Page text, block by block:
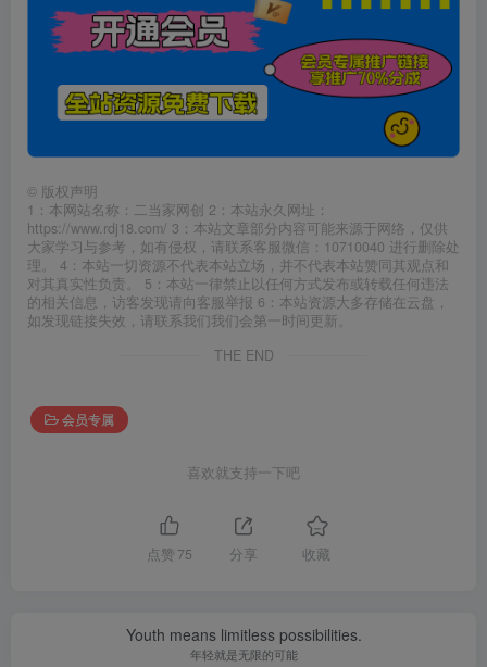
© 版权声明
1：本网站名称：二当家网创 2：本站永久网址：
https://www.rdj18.com/ 3：本站文章部分内容可能来源于网络，仅供
大家学习与参考，如有侵权，请联系客服微信：10710040 进行删除处
理。 4：本站一切资源不代表本站立场，并不代表本站赞同其观点和
对其真实性负责。 5：本站一律禁止以任何方式发布或转载任何违法
的相关信息，访客发现请向客服举报 6：本站资源大多存储在云盘，
如发现链接失效，请联系我们我们会第一时间更新。
THE END
会员专属
喜欢就支持一下吧
点赞 75 分享 收藏
Youth means limitless possibilities.
年轻就是无限的可能